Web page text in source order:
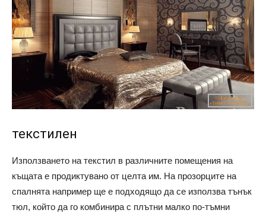
текстилен
Използването на текстил в различните помещения на
къщата е продиктувано от целта им. На прозорците на
спалнята например ще е подходящо да се използва тънък
тюл, който да го комбинира с плътни малко по-тъмни